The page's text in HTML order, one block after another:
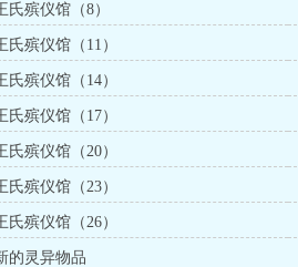
氏殡仪馆（8）
氏殡仪馆（11）
氏殡仪馆（14）
氏殡仪馆（17）
氏殡仪馆（20）
氏殡仪馆（23）
氏殡仪馆（26）
的灵异物品